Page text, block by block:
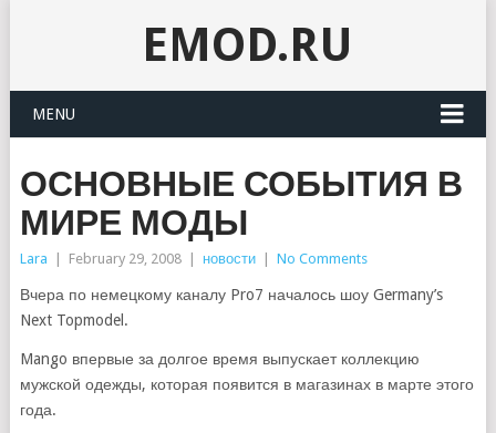
EMOD.RU
MENU
ОСНОВНЫЕ СОБЫТИЯ В
МИРЕ МОДЫ
Lara February 29, 2008 новости No Comments
Вчера по немецкому каналу Pro7 началось шоу Germany’s
Next Topmodel.
Mango впервые за долгое время выпускает коллекцию
мужской одежды, которая появится в магазинах в марте этого
года.